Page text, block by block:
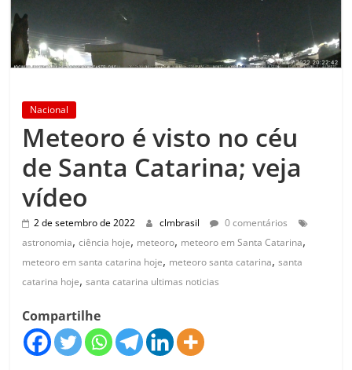
Nacional
Meteoro é visto no céu
de Santa Catarina; veja
vídeo
2 de setembro de 2022 clmbrasil
0 comentários
astronomia,ciência hoje, meteoro, meteoro em Santa Catarina,
meteoro em santa catarina hoje, meteoro santa catarina,santa
catarina hoje,santa catarina ultimas noticias
Compartilhe